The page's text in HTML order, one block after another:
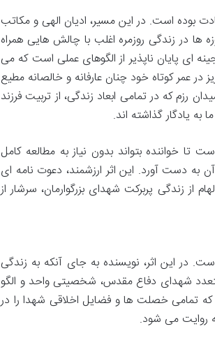
بوده است. در این مسیر، ادیان الهی و مکاتب
ها در زندگی روزمره اغلب با چالش هایی همراه
ای پایان ناپذیر از الگوهای عملی است که می
در عمر کوتاه خود چنان عارفانه و خالصانه مطیع
رزم که در تمامی ابعاد زندگی، از تربیت فرزند
به یادگار گذاشته اند.
تا خواننده بتواند بدون نیاز به مطالعه کامل
به دست آورد. این اثر ارزشمند، دعوت نامه ای
زندگی پربرکت شهدای بزرگوارمان، سرشار از
در این اثر، نویسنده به جای آنکه به زندگی
شهدای دفاع مقدس، شخصیتی واحد و الگو
تمامی خصلت ها و فضایل اخلاقی شهدا را در
روایت می شود.